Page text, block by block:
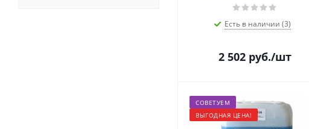
Есть в наличии (3)
2 502 руб./шт
СОВЕТУЕМ
ВЫГОДНАЯ ЦЕНА!